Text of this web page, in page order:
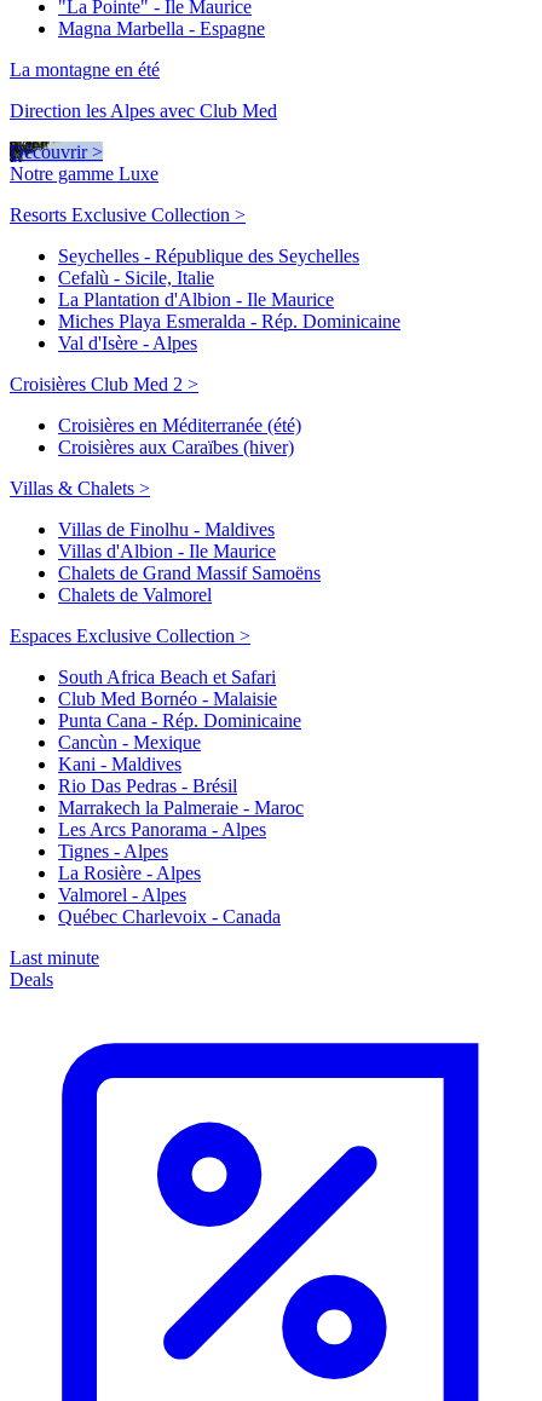
"La Pointe" - Ile Maurice
Magna Marbella - Espagne
La montagne en été
Direction les Alpes avec Club Med
Découvrir >
Notre gamme Luxe
Resorts Exclusive Collection >
Seychelles - République des Seychelles
Cefalù - Sicile, Italie
La Plantation d'Albion - Ile Maurice
Miches Playa Esmeralda - Rép. Dominicaine
Val d'Isère - Alpes
Croisières Club Med 2 >
Croisières en Méditerranée (été)
Croisières aux Caraïbes (hiver)
Villas & Chalets >
Villas de Finolhu - Maldives
Villas d'Albion - Ile Maurice
Chalets de Grand Massif Samoëns
Chalets de Valmorel
Espaces Exclusive Collection >
South Africa Beach et Safari
Club Med Bornéo - Malaisie
Punta Cana - Rép. Dominicaine
Cancùn - Mexique
Kani - Maldives
Rio Das Pedras - Brésil
Marrakech la Palmeraie - Maroc
Les Arcs Panorama - Alpes
Tignes - Alpes
La Rosière - Alpes
Valmorel - Alpes
Québec Charlevoix - Canada
Last minute
Deals